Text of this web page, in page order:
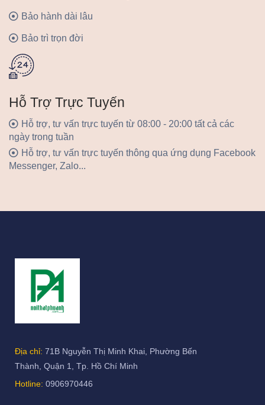
Bảo hành dài lâu
Bảo trì trọn đời
Hỗ Trợ Trực Tuyến
Hỗ trợ, tư vấn trực tuyến từ 08:00 - 20:00 tất cả các
ngày trong tuần
Hỗ trợ, tư vấn trực tuyến thông qua ứng dụng Facebook
Messenger, Zalo...
Địa chỉ: 71B Nguyễn Thị Minh Khai, Phường Bến
Thành, Quận 1, Tp. Hồ Chí Minh
Hotline: 0906970446